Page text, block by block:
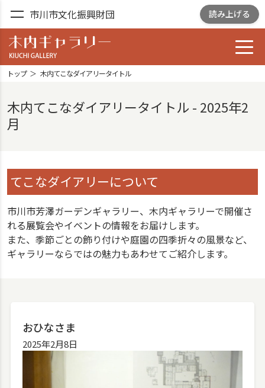
市川市文化振興財団 読み上げる
YOSHIZAWA GARDEN
トップ 木内てこなダイアリータイトル
木内てこなダイアリータイトル - 2025年2
月
てこなダイアリーについて
市川市芳澤ガーデンギャラリー、木内ギャラリーで開催さ
れる展覧会やイベントの情報をお届けします。
また、季節ごとの飾り付けや庭園の四季折々の風景など、
ギャラリーならではの魅力もあわせてご紹介します。
おひなさま
2025年2月8日